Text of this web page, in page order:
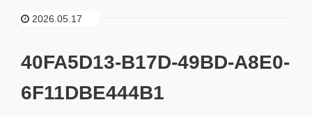
2026.05.17
40FA5D13-B17D-49BD-A8E0-
6F11DBE444B1